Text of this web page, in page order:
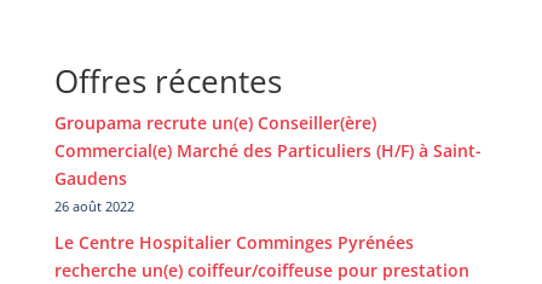
Offres récentes
Groupama recrute un(e) Conseiller(ère)
Commercial(e) Marché des Particuliers (H/F) à Saint-
Gaudens
26 août 2022
Le Centre Hospitalier Comminges Pyrénées
recherche un(e) coiffeur/coiffeuse pour prestation